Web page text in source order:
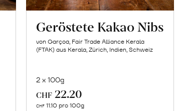
Geröstete Kakao Nibs
von Garçoa, Fair Trade Alliance Kerala
(FTAK) aus Kerala, Zürich, Indien, Schweiz
2 x 100g
CHF 22.20
CHF 11.10 pro 100g